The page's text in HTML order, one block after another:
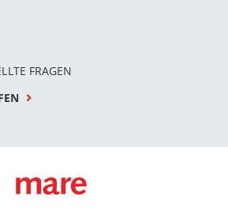
FRAGEN